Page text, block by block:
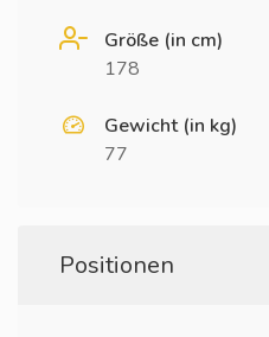
Größe (in cm)
178
Gewicht (in kg)
77
Positionen